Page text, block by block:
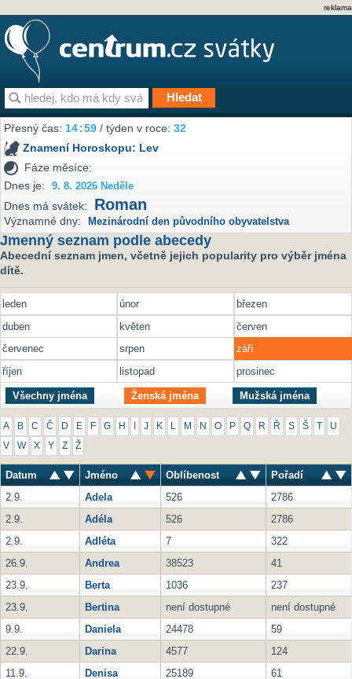
reklama
Přesný čas:14:59 / týden v roce:32
Znamení Horoskopu: Lev
Fáze měsíce:
Dnes je:
9. 8. 2026 Neděle
Dnes má svátek: Roman
Významné dny: Mezinárodní den původního obyvatelstva
Jmenný seznam podle abecedy
Abecední seznam jmen, včetně jejich popularity pro výběr jména
dítě.
leden únor
březen
duben
květen
červen
červenec
srpen
září
říjen
listopad prosinec
Všechny jména Ženská jména Mužská jména
A B C Č D E F G H J K M N O P Q R Ř S Š U
V W X Y Z Ž
Datum Jméno Oblíbenost
Pořadí
2.9.
Adela 526
2786
2.9.
Adéla 526
2786
2.9.
Adléta 7
322
26.9.
Andrea 38523
41
23.9.
Berta 1036
237
23.9.
Bertina není dostupné
není dostupné
9.9.
Daniela 24478
59
22.9.
Darina 4577
124
11.9.
Denisa 25189
61